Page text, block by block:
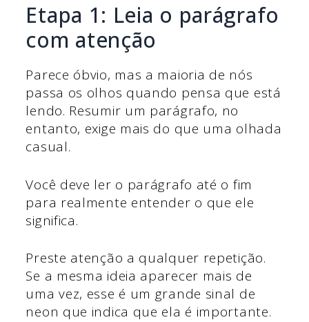
Etapa 1: Leia o parágrafo
com atenção
Parece óbvio, mas a maioria de nós
passa os olhos quando pensa que está
lendo. Resumir um parágrafo, no
entanto, exige mais do que uma olhada
casual.
Você deve ler o parágrafo até o fim
para realmente entender o que ele
significa.
Preste atenção a qualquer repetição.
Se a mesma ideia aparecer mais de
uma vez, esse é um grande sinal de
neon que indica que ela é importante.